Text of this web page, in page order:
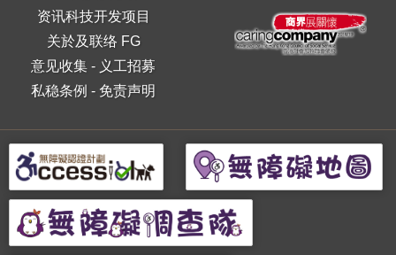
资讯科技开发项目
关於及联络 FG
意见收集 - 义工招募
私稳条例 - 免责声明